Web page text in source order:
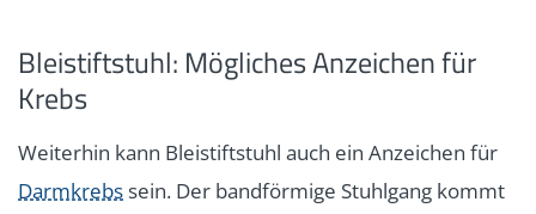
Bleistiftstuhl: Mögliches Anzeichen für
Krebs
Weiterhin kann Bleistiftstuhl auch ein Anzeichen für
Darmkrebs sein. Der bandförmige Stuhlgang kommt